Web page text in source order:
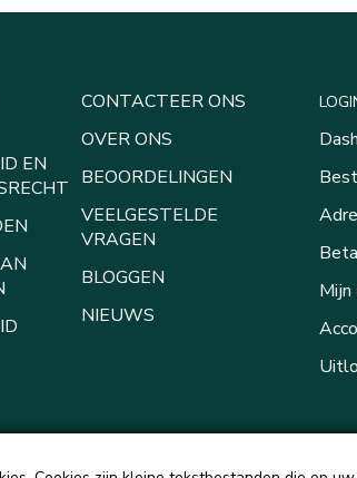
EN
CONTACTEER ONS
OVER ONS
BEOORDELINGEN
VEELGESTELDE
VRAGEN
BLOGGEN
NIEUWS
Mijn